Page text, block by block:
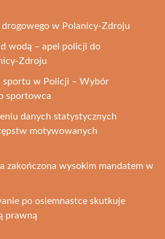
w Polanicy-Zdroju
wodą – apel policji do
Zdroju
sportu w Policji – Wybór
sportowca
danych statystycznych
motywowanych
zakończona wysokim mandatem w
po osiemnastce skutkuje
prawną